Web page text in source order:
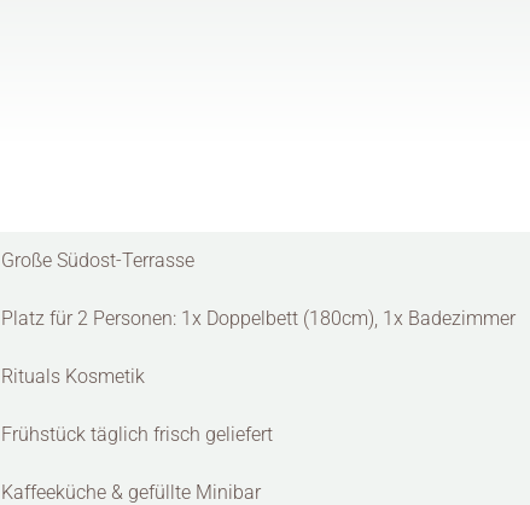
Große Südost-Terrasse
Platz für 2 Personen: 1x Doppelbett (180cm), 1x Badezimmer
Rituals Kosmetik
Frühstück täglich frisch geliefert
Kaffeeküche & gefüllte Minibar